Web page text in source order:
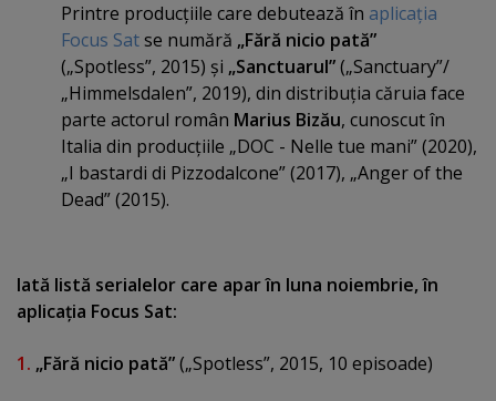
Printre producţiile care debutează în aplicaţia
Focus Satse numără „Fără nicio pată”
(„Spotless”, 2015) şi „Sanctuarul”(„Sanctuary”/
„Himmelsdalen”, 2019), din distribuţia căruia face
parte actorul român Marius Bizău, cunoscut în
Italia din producţiile „DOC - Nelle tue mani” (2020),
„I bastardi di Pizzodalcone” (2017), „Anger of the
Dead” (2015).
Iată listă serialelor care apar în luna noiembrie, în
aplicaţia Focus Sat:
1. „Fără nicio pată”(„Spotless”, 2015, 10 episoade)